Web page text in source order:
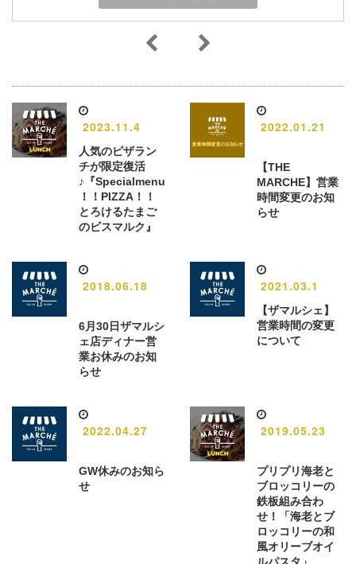
2023.11.4
人気のピザラン
チが限定復活
♪『Specialmenu
！！PIZZA！！
とろけるたまご
のビスマルク』
2022.01.21
【THE
MARCHE】営業
時間変更のお知
らせ
2018.06.18
6月30日ザマルシ
ェ店ディナー営
業お休みのお知
らせ
2021.03.1
【ザマルシェ】
営業時間の変更
について
2022.04.27
GW休みのお知ら
せ
2019.05.23
プリプリ海老と
ブロッコリーの
鉄板組み合わ
せ！「海老とブ
ロッコリーの和
風オリーブオイ
ルパスタ」